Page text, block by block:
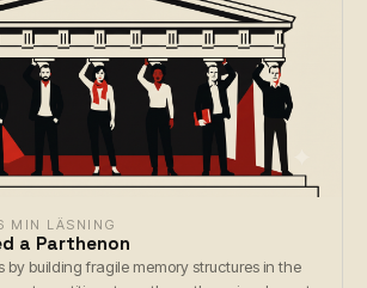
MIN LÄSNING
a Parthenon
by building fragile memory structures in the